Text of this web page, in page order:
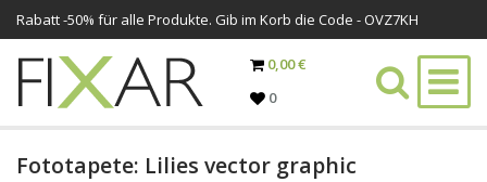
Rabatt -50% für alle Produkte. Gib im Korb die Code - OVZ7KH
0,00 €
0
Fototapete: Lilies vector graphic